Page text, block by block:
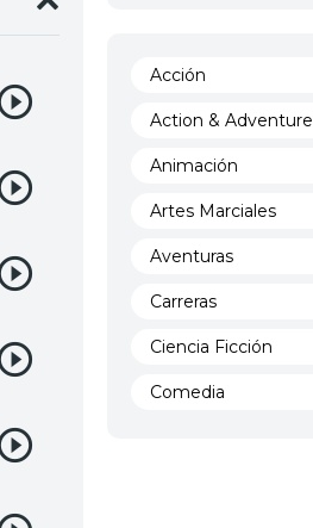
Acción
Action & Adventure
Animación
Artes Marciales
Aventuras
Carreras
Ciencia Ficción
Comedia